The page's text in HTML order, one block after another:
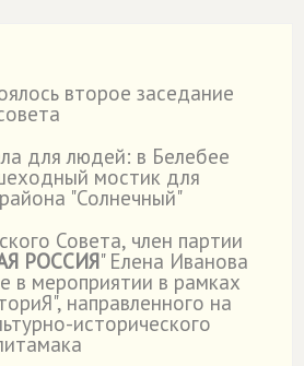
второе заседание
для людей: в Белебее
мостик для
"Солнечный"
Совета, член партии
РОССИЯ" Елена Иванова
в мероприятии в рамках
направленного на
исторического